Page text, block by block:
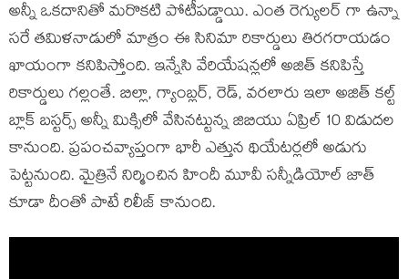
అన్నీ ఒకదానితో మరొకటి పోటీపడ్డాయి. ఎంత రెగ్యులర్ గా ఉన్నా
సరే తమిళనాడులో మాత్రం ఈ సినిమా రికార్డులు తిరగరాయడం
ఖాయంగా కనిపిస్తోంది. ఇన్నేసి వేరియేషన్లలో అజిత్ కనిపిస్తే
రికార్డులు గల్లంతే. బిల్లా, గ్యాంబ్లర్, రెడ్, వరలారు ఇలా అజిత్ కల్ట్
బ్లాక్ బస్టర్స్ అన్నీ మిక్సిలో వేసినట్టున్న జిబియు ఏప్రిల్ 10 విడుదల
కానుంది. ప్రపంచవ్యాప్తంగా భారీ ఎత్తున థియేటర్లలో అడుగు
పెట్టనుంది. మైత్రినే నిర్మించిన హిందీ మూవీ సన్నీడియోల్ జాత్
కూడా దీంతో పాటే రిలీజ్ కానుంది.